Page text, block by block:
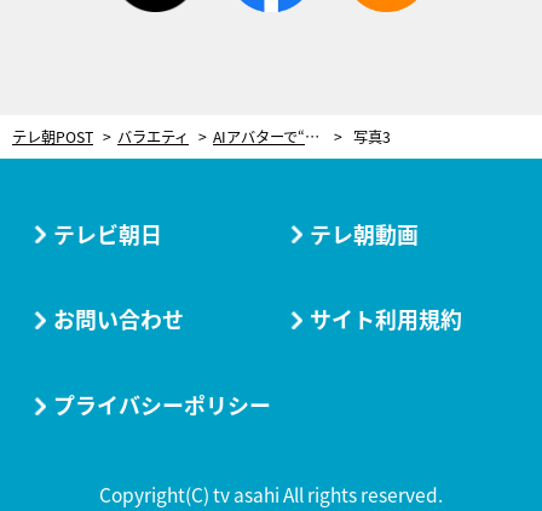
テレ朝POST バラエティ AIアバターで“リアルすぎる小峠”を完全再現！現れた瞬間から一同騒然「これ本当にAI？」 写真3
テレビ朝日 テレ朝動画
お問い合わせ サイト利用規約
プライバシーポリシー
Copyright(C) tv asahi All rights reserved.